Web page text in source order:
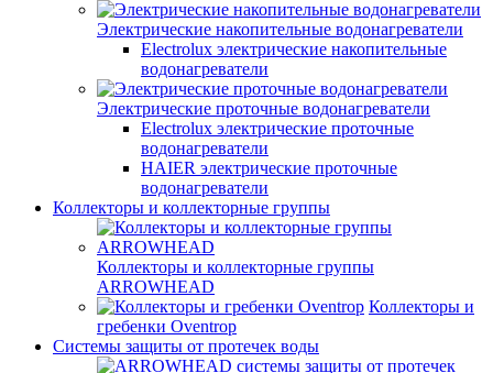
Электрические накопительные водонагреватели
Electrolux электрические накопительные
водонагреватели
Электрические проточные водонагреватели
Electrolux электрические проточные
водонагреватели
HAIER электрические проточные
водонагреватели
Коллекторы и коллекторные группы
Коллекторы и коллекторные группы
ARROWHEAD
Коллекторы и
гребенки Oventrop
Системы защиты от протечек воды